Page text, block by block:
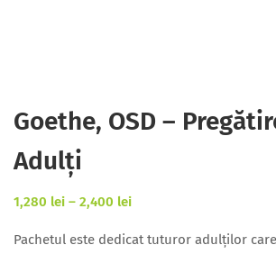
Goethe, OSD –
Adulți
1,280 lei – 2,400 lei
Pachetul este dedicat tuturor adulților